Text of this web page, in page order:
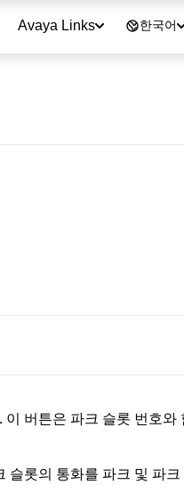
Avaya Links 한국어
버튼은 파크 슬롯 번호와
롯의 통화를 파크 및 파